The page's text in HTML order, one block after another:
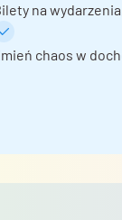
na
chaos w